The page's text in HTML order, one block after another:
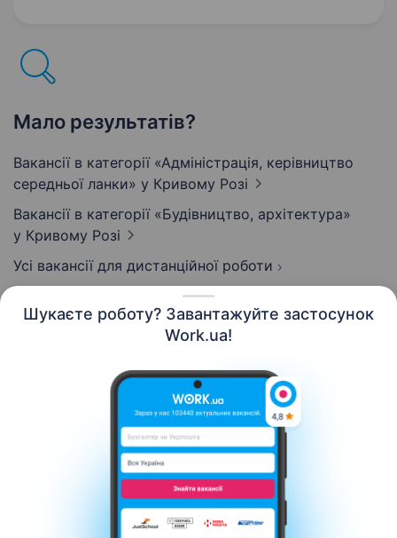
Шукаєте роботу? Завантажуйте застосунок
Work.ua!
Мало результатів?
Вакансії в категорії «Адмiнiстрацiя, керівництво
середньої ланки» у Кривому Розі
Вакансії в категорії «Будівництво, архітектура»
у Кривому Розі
Усі вакансії для дистанційної роботи
Контакти Про нас
Кар’єра
Допомога Умови використання